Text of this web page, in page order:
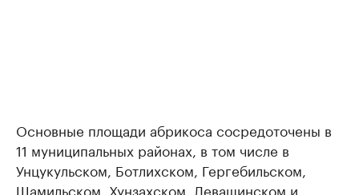
Основные площади абрикоса сосредоточены в
11 муниципальных районах, в том числе в
Унцукульском, Ботлихском, Гергебильском,
Шамильском, Хунзахском, Левашинском и